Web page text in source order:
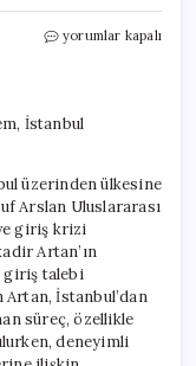
ABD’ye
İstanbul
üzerinden
döndü
için
yorumlar kapalı
üzerinden ülkesine
Arslan Uluslararası
giriş krizi
Artan’ın
giriş talebi
İstanbul’dan
süreç, özellikle
deneyimli